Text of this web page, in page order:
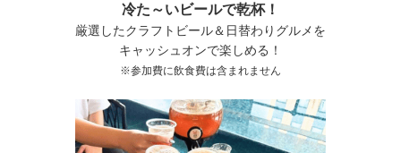
冷た～いビールで乾杯！
厳選したクラフトビール＆日替わりグルメを
キャッシュオンで楽しめる！
※参加費に飲食費は含まれません